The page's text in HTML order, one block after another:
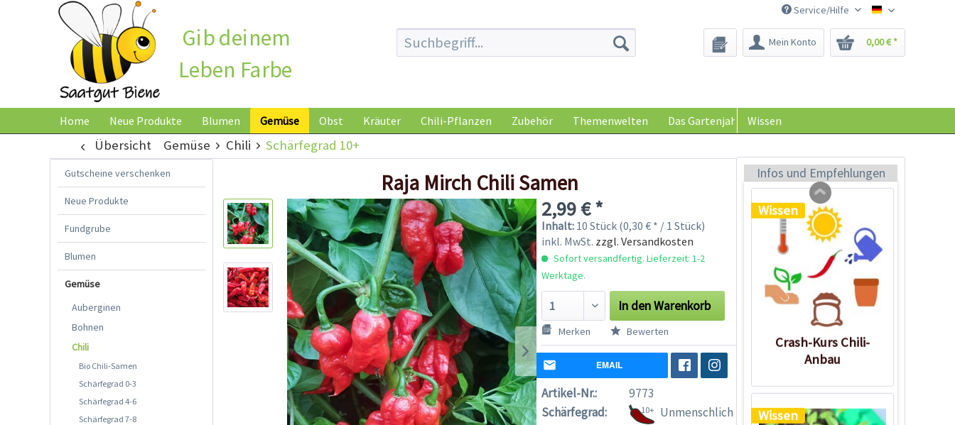
Saatgut-Biene
Service/Hilfe
Gib deinem
Leben Farbe
Mein Konto 0,00 € *
Home Neue Produkte Blumen Gemüse Obst Kräuter Chili-Pflanzen Zubehör Themenwelten Das Gartenjahr Wissen
Übersicht Gemüse Chili Schärfegrad 10+
Gutscheine verschenken
Neue Produkte
Fundgrube
Blumen
Gemüse
Auberginen
Bohnen
Chili
Bio Chili-Samen
Schärfegrad 0-3
Schärfegrad 4-6
Schärfegrad 7-8
Raja Mirch Chili Samen
2,99 € *
Inhalt: 10 Stück (0,30 € * / 1 Stück)
inkl. MwSt. zzgl. Versandkosten
Sofort versandfertig. Lieferzeit: 1-2
Werktage.
In den Warenkorb
Merken Bewerten
EMAIL
Artikel-Nr.:
9773
Schärfegrad:
10+ Unmenschlich
Infos und Empfehlungen
0,29 € *
Wissen
Crash-Kurs Chili-
Anbau
Wissen